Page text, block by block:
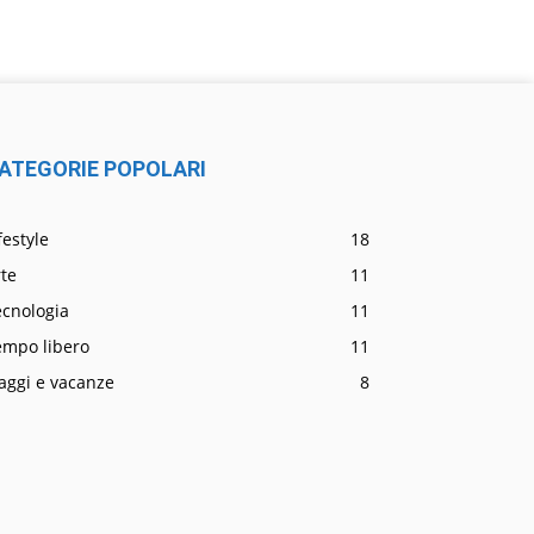
POPOLARI
18
11
11
libero
11
e vacanze
8